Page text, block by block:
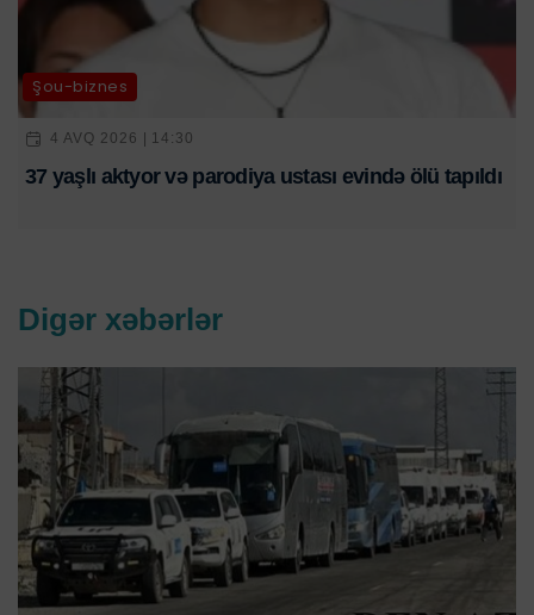
Şou-biznes
4 AVQ 2026 | 14:30
37 yaşlı aktyor və parodiya ustası evində ölü tapıldı
Digər xəbərlər